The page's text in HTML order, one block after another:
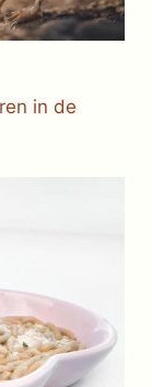
in de